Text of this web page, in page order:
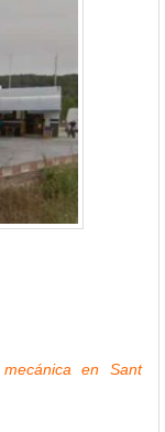
en Sant